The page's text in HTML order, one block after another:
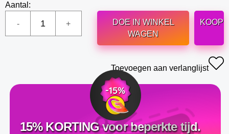
Aantal:
DOE IN WINKEL
WAGEN
KOOP
Toevoegen aan verlanglijst
15% KORTING voor beperkte tijd.